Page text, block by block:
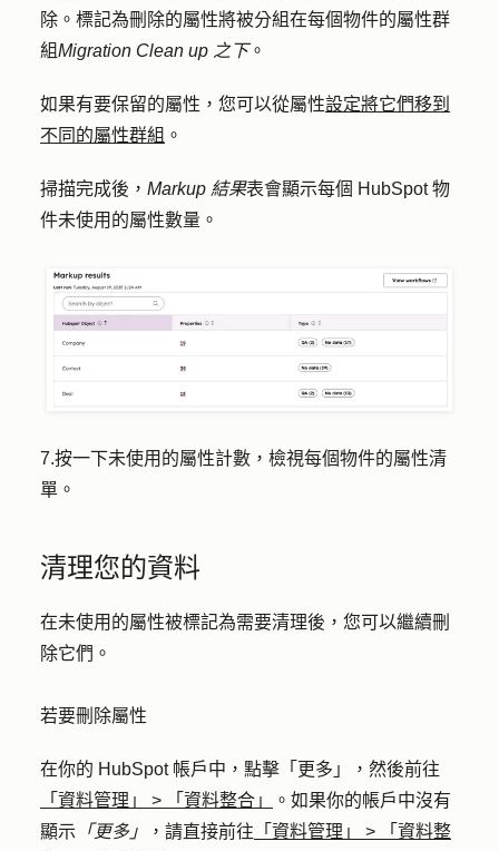
除。標記為刪除的屬性將被分組在每個物件的屬性群
組Migration Clean up 之下。
如果有要保留的屬性，您可以從屬性設定將它們移到
不同的屬性群組 。
掃描完成後， Markup 結果表會顯示每個 HubSpot 物
件未使用的屬性數量。
7.按一下未使用的屬性計數 ，檢視每個物件的屬性清
單。
清理您的資料
在未使用的屬性被標記為需要清理後，您可以繼續刪
除它們。
若要刪除屬性
在你的 HubSpot 帳戶中，點擊 「更多」
，然後前往
「資料管理」
> 「資料整合」
。如果你的帳戶中沒有
顯示 「更多」 ，請直接前往 「資料管理」 >
「資料整